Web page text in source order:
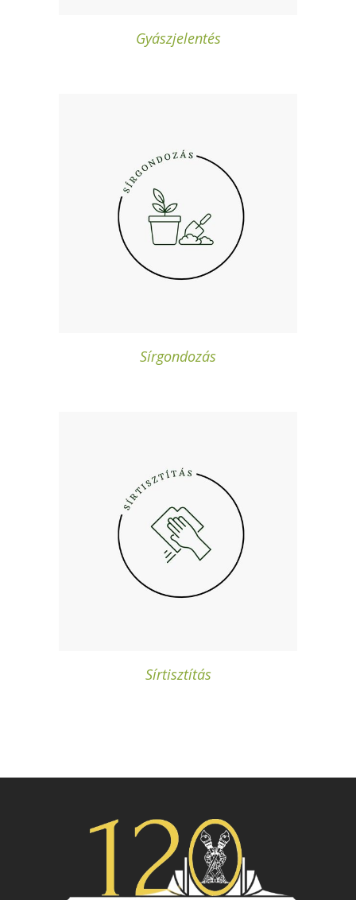
Gyászjelentés
Sírgondozás
Sírtisztítás